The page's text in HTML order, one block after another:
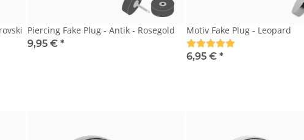
Piercing Fake Plug - Antik - Rosegold
9,95 €*
Motiv Fake Plug - Leopard
6,95 € *